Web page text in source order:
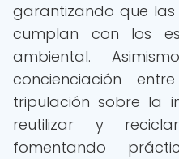
garantizando que
cumplan con los
ambiental.
concienciación
tripulación sobre la
reutilizar y
fomentando